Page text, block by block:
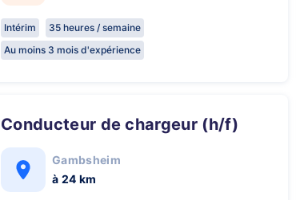
Intérim
35 heures / semaine
Au moins 3 mois d'expérience
conducteur de chargeur (h/f)
Gambsheim
à 24 km